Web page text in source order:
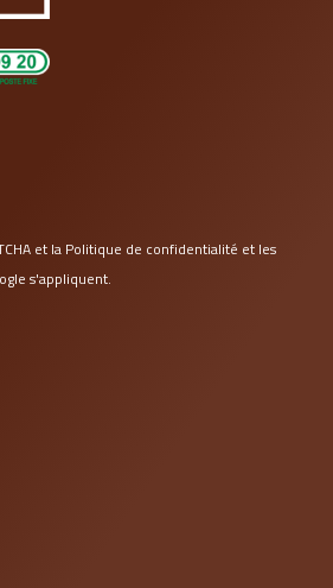
et la Politique de confidentialité et les
s'appliquent.